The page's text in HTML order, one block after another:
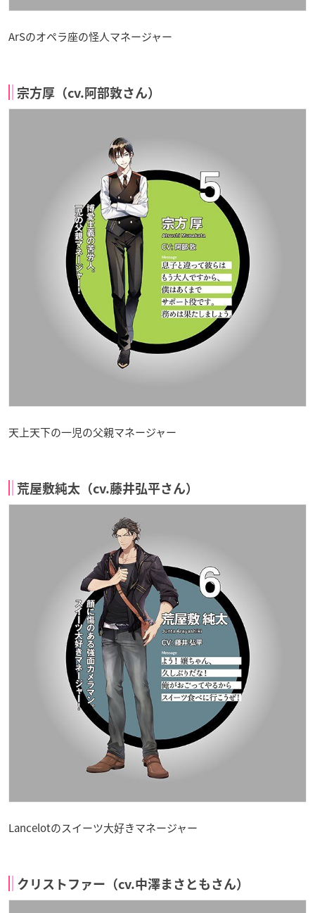
ArSのオペラ座の怪人マネージャー
宗方厚（cv.阿部敦さん）
天上天下の一児の父親マネージャー
荒屋敷純太（cv.藤井弘平さん）
Lancelotのスイーツ大好きマネージャー
クリストファー（cv.中澤まさともさん）